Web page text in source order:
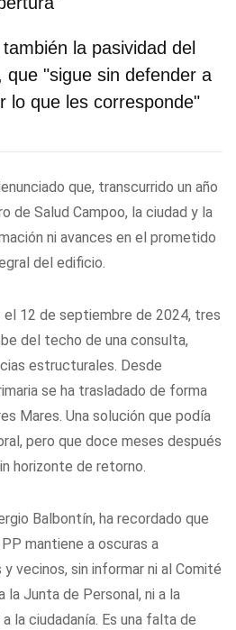
la pasividad del
que "sigue sin defender a
lo que les corresponde"
que, transcurrido un año
de Salud Campoo, la ciudad y la
ni avances en el prometido
del edificio.
12 de septiembre de 2024, tres
del techo de una consulta,
estructurales. Desde
se ha trasladado de forma
Mares. Una solución que podía
pero que doce meses después
horizonte de retorno.
Balbontín, ha recordado que
mantiene a oscuras a
vecinos, sin informar ni al Comité
la Junta de Personal, ni a la
la ciudadanía. Es una falta de